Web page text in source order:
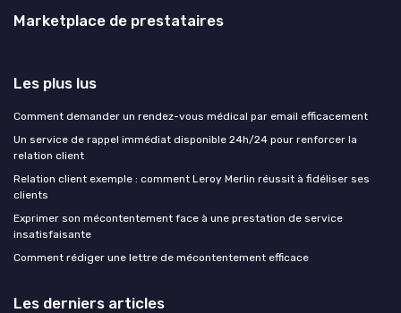
Marketplace de prestataires
Les plus lus
Comment demander un rendez-vous médical par email efficacement
Un service de rappel immédiat disponible 24h/24 pour renforcer la
relation client
Relation client exemple : comment Leroy Merlin réussit à fidéliser ses
clients
Exprimer son mécontentement face à une prestation de service
insatisfaisante
Comment rédiger une lettre de mécontentement efficace
Les derniers articles